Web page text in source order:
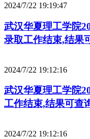
2024/7/22 19:19:47
武汉华夏理工学院
录取工作结束,结果
2024/7/22 19:12:16
武汉华夏理工学院
工作结束,结果可查
2024/7/22 19:12:16